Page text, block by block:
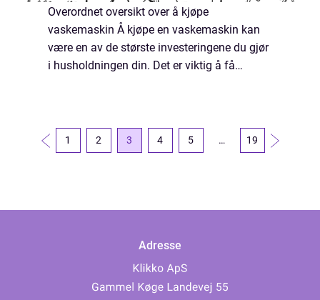
Overordnet oversikt over å kjøpe
vaskemaskin Å kjøpe en vaskemaskin kan
være en av de største investeringene du gjør
i husholdningen din. Det er viktig å få
1 2 3 4 5 … 19
Adresse